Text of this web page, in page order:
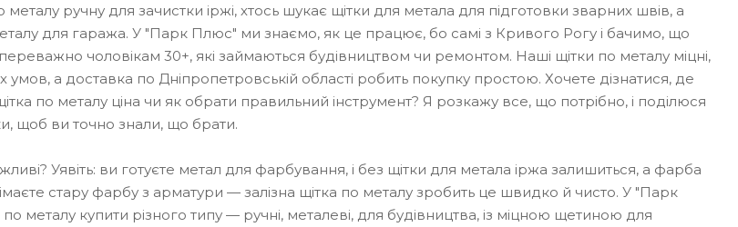
ручну для зачистки іржі, хтось шукає щітки для метала для підготовки зварних швів, а
для гаража. У "Парк Плюс" ми знаємо, як це працює, бо самі з Кривого Рогу і бачимо, що
чоловікам 30+, які займаються будівництвом чи ремонтом. Наші щітки по металу міцні,
умов, а доставка по Дніпропетровській області робить покупку простою. Хочете дізнатися, де
по металу ціна чи як обрати правильний інструмент? Я розкажу все, що потрібно, і поділюся
щоб ви точно знали, що брати.
Уявіть: ви готуєте метал для фарбування, і без щітки для метала іржа залишиться, а фарба
стару фарбу з арматури — залізна щітка по металу зробить це швидко й чисто. У "Парк
металу купити різного типу — ручні, металеві, для будівництва, із міцною щетиною для